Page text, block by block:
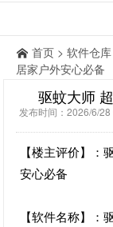
首页 > 软件仓库
居家户外安心必备
驱蚊大师
发布时间：2026/6/
【楼主评价】
安心必备
【软件名称】：